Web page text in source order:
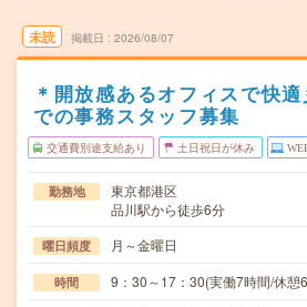
未読 掲載日 2026/08/07
＊開放感あるオフィスで快
での事務スタッフ募集
交通費別途支給あり 土日祝日が休み
勤務地
東京都港区
品川駅から徒歩6分
曜日頻度 月～金曜日
時間 9：30～17：30(実働7時間/休憩